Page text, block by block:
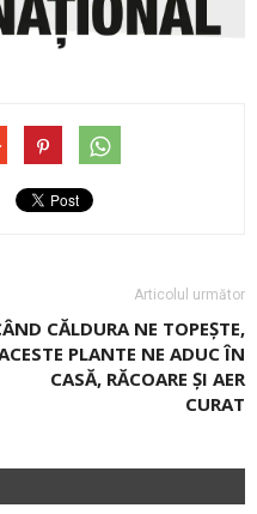
Articolul următor
CĂLDURA NE TOPEȘTE,
PLANTE NE ADUC ÎN
CASĂ, RĂCOARE ȘI AER
CURAT